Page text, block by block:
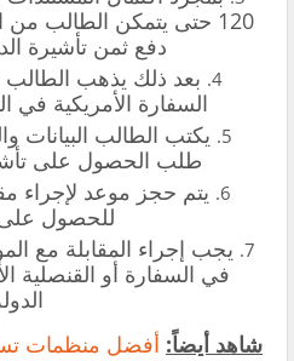
120 حتى يتمكن الطالب
دفع ثمن تأشيرة
بعد ذلك يذهب الطالب
السفارة الأمريكية في
يكتب الطالب البيانات
طلب الحصول على
يتم حجز موعد لإجراء
للحصول على
يجب إجراء المقابلة مع
في السفارة أو القنصلية
شاهد أيضاً: أفضل منظمات